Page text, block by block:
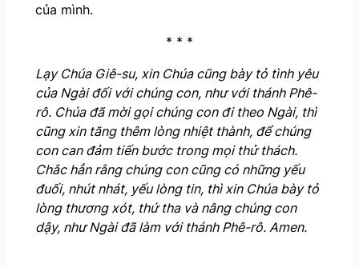
của mình.
* * *
Lạy Chúa Giê-su, xin Chúa cũng bày tỏ tình yêu
của Ngài đối với chúng con, như với thánh Phê-
rô. Chúa đã mời gọi chúng con đi theo Ngài, thì
cũng xin tăng thêm lòng nhiệt thành, để chúng
con can đảm tiến bước trong mọi thử thách.
Chắc hẳn rằng chúng con cũng có những yếu
đuối, nhút nhát, yếu lòng tin, thì xin Chúa bày tỏ
lòng thương xót, thứ tha và nâng chúng con
dậy, như Ngài đã làm với thánh Phê-rô. Amen.